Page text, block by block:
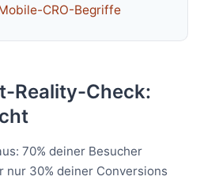
CRO-Begriffe
Reality-Check:
70% deiner Besucher
nur 30% deiner Conversions